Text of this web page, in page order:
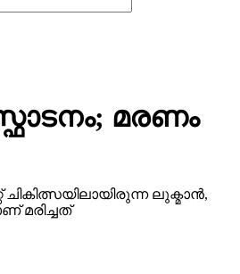
മരണം
ലുക്മാൻ,
മരിച്ചത്